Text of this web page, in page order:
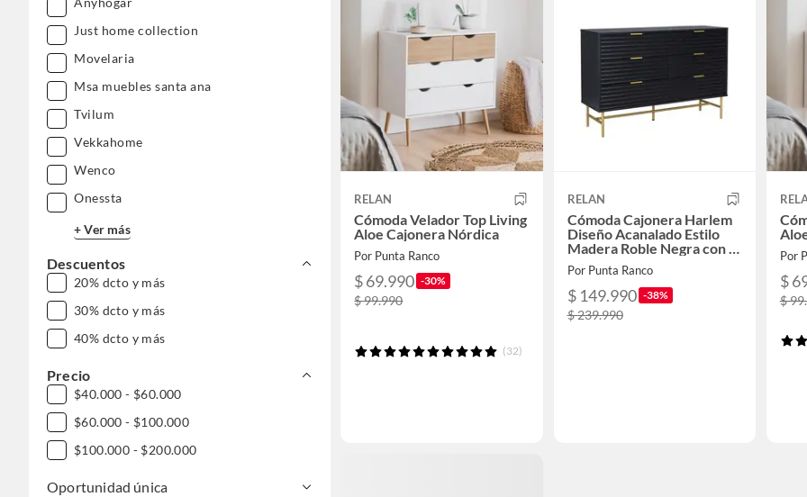
Just home collection
Movelaria
Msa muebles santa ana
Tvilum
Vekkahome
Wenco
Onessta
+ Ver más
Descuentos
20% dcto y más
30% dcto y más
40% dcto y más
Precio
$40.000 - $60.000
$60.000 - $100.000
$100.000 - $200.000
Oportunidad única
RELAN
Cómoda Velador Top Living
Aloe Cajonera Nórdica
Por Punta Ranco
$ 69.990 -30%
$ 99.990
(32)
RELAN
Cómoda Cajonera Harlem
Diseño Acanalado Estilo
Madera Roble Negra con 6
Cajones
Por Punta Ranco
$ 149.990 -38%
$ 239.990
Por
$
$